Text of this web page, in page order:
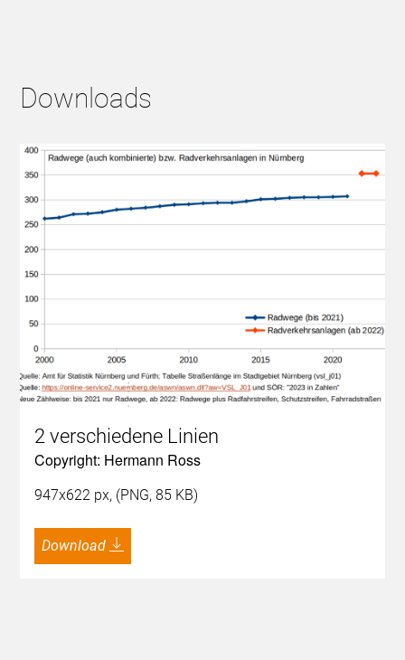
Downloads
2 verschiedene Linien
Copyright: Hermann Ross
947x622 px, (PNG, 85 KB)
Download